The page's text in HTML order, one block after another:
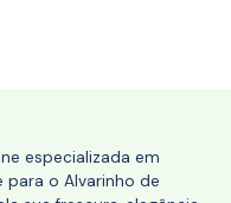
especializada em
o Alvarinho de